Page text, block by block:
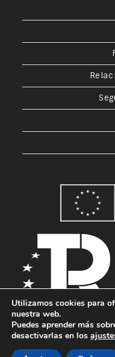
Utilizamos cookies para
nuestra web.
Puedes aprender más
desactivarlas en los